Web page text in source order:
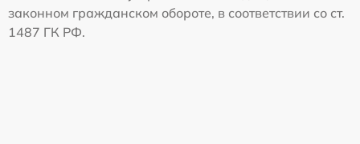
законном гражданском обороте, в соответствии со ст.
1487 ГК РФ.